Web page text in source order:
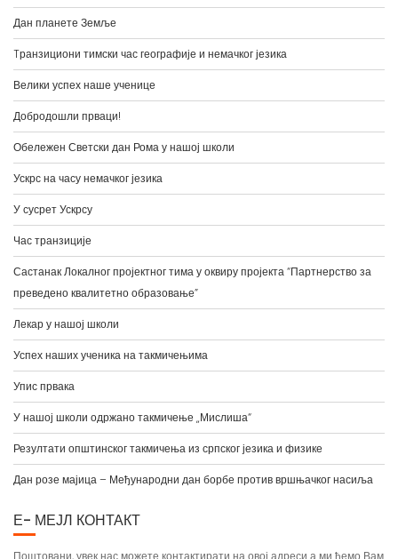
Дан планете Земље
Tранзициони тимски час географије и немачког језика
Велики успех наше ученице
Добродошли прваци!
Обележен Светски дан Рома у нашој школи
Ускрс на часу немачког језика
У сусрет Ускрсу
Час транзиције
Састанак Локалног пројектног тима у оквиру пројекта “Партнерство за
преведено квалитетно образовање”
Лекар у нашој школи
Успех наших ученика на такмичењима
Упис првака
У нашој школи одржано такмичење „Мислиша“
Резултати општинског такмичења из српског језика и физике
Дан розе мајица – Међународни дан борбе против вршњачког насиља
Е- МЕЈЛ КОНТАКТ
Поштовани, увек нас можете контактирати на овој адреси а ми ћемо Вам